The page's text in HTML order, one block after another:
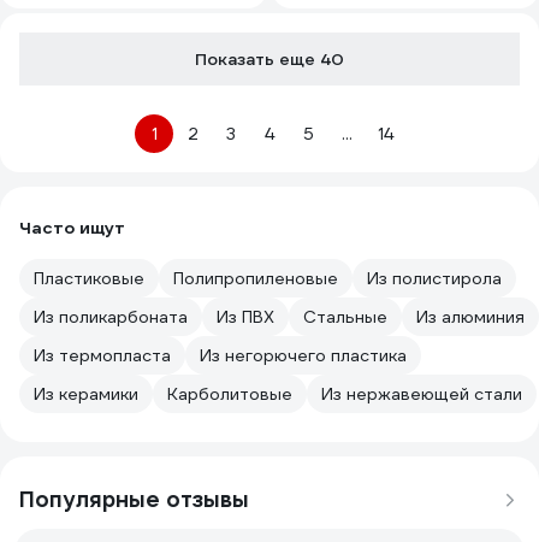
Показать еще 40
1 2 3 4 5 ... 14
Часто ищут
Пластиковые Полипропиленовые
Из полистирола
Из поликарбоната
Из ПВХ Стальные
Из алюминия
Из термопласта
Из негорючего пластика
Из керамики
Карболитовые Из нержавеющей стали
Популярные отзывы